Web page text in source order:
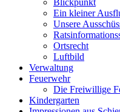
Blickpunkt
Ein kleiner
Unsere
Ortsrecht
Luftbild
Verwaltung
Feuerwehr
Die Freiwillige
Kindergarten